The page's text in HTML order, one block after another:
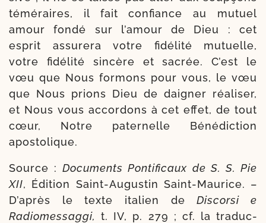
témé­raires, il fait confiance au mutuel
amour fon­dé sur l’amour de Dieu : cet
esprit assu­re­ra votre fidé­li­té mutuelle,
votre fidé­li­té sin­cère et sacrée. C’est le
vœu que Nous for­mons pour vous, le vœu
que Nous prions Dieu de dai­gner réa­li­ser,
et Nous vous accor­dons à cet effet, de tout
cœur, Notre pater­nelle Bénédiction
apostolique.
Source :Documents Pontificaux de S. S. Pie
XII, Édition Saint-​Augustin Saint-​Maurice. –
D’après le texte ita­lien deDiscorsi e
Radiomessaggi, t. IV, p. 279 ; cf. la tra­duc­